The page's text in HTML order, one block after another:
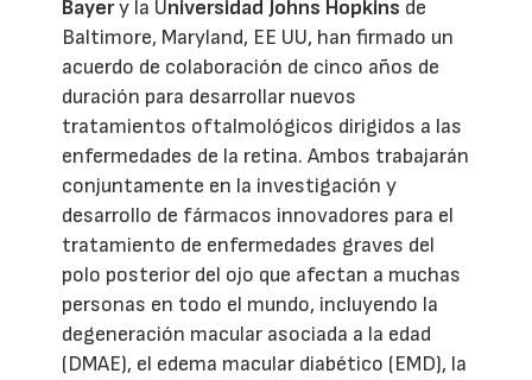
Bayery la Universidad Johns Hopkins de
Baltimore, Maryland, EE UU, han firmado un
acuerdo de colaboración de cinco años de
duración para desarrollar nuevos
tratamientos oftalmológicos dirigidos a las
enfermedades de la retina. Ambos trabajarán
conjuntamente en la investigación y
desarrollo de fármacos innovadores para el
tratamiento de enfermedades graves del
polo posterior del ojo que afectan a muchas
personas en todo el mundo, incluyendo la
degeneración macular asociada a la edad
(DMAE), el edema macular diabético (EMD), la